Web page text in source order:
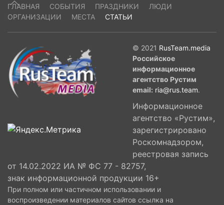
ГЛАВНАЯ СОБЫТИЯ ПРАЗДНИКИ
ЛЮДИ
ОРГАНИЗАЦИИ
МЕСТА СТАТЬИ
© 2021 RusTeam.media
Российское
информационное
агентство Рустим
email: ria@rus.team.
Информационное
агентство «Рустим»,
зарегистрировано
Роскомнадзором,
реестровая запись
от 14.02.2022 ИА № ФС 77 - 82757,
знак информационной продукции 16+
При полном или частичном использовании и
воспроизведении материалов сайтов ссылка на